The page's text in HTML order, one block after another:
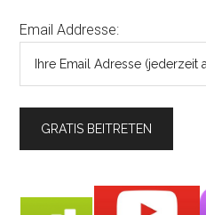
Email Addresse: